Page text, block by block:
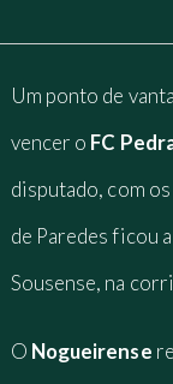
Um ponto de
vencer o FC
disputado, com
de Paredes ficou
Sousense, na
O Nogueirense